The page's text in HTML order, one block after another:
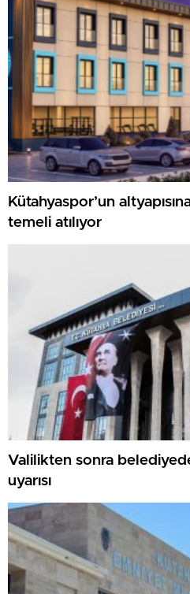
Kütahyaspor’un
temeli atılıyor
Valilikten sonra
uyarısı